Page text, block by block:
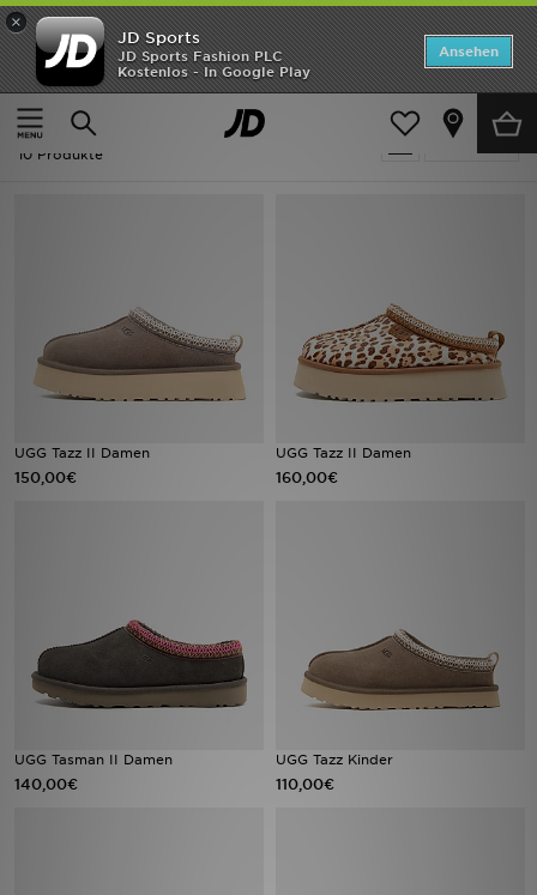
×
JD Sports
JD Sports Fashion PLC
Kostenlos - In Google Play
Ansehen
Startseite
UGG Tazz
verfeinern
UGG Tazz
10 Produkte
UGG Tazz II Damen
150,00€
UGG Tazz II Damen
160,00€
UGG Tasman II Damen
140,00€
UGG Tazz Kinder
110,00€
Startseite
ANGEBOTE
Marken
Kinder
JD Exklusives
Lade Die APP
Geschenkkarte
Filialfinder